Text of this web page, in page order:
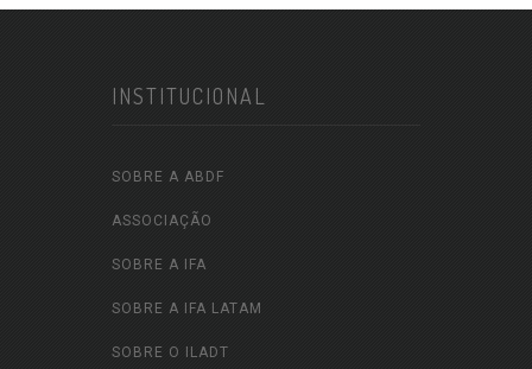
INSTITUCIONAL
SOBRE A ABDF
ASSOCIAÇÃO
SOBRE A IFA
SOBRE A IFA LATAM
SOBRE O ILADT